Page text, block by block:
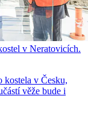
v Neratovicích.
kostela v Česku,
věže bude i